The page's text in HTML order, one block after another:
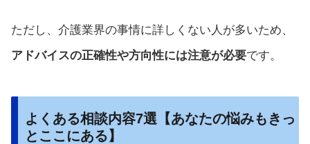
ただし、介護業界の事情に詳しくない人が多いため、
アドバイスの正確性や方向性には注意が必要です。
よくある相談内容7選【あなたの悩みもきっ
とここにある】